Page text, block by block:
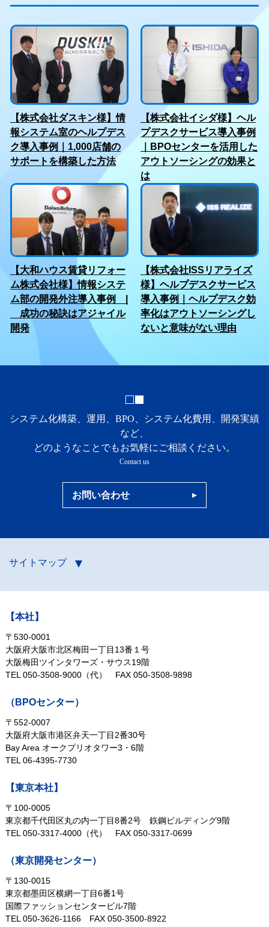
【株式会社ダスキン様】情
報システム室のヘルプデス
ク導入事例｜1,000店舗の
サポートを構築した方法
【株式会社イシダ様】ヘル
プデスクサービス導入事例
｜BPOセンターを活用した
アウトソーシングの効果と
は
【大和ハウス賃貸リフォー
ム株式会社様】情報システ
ム部の開発外注導入事例 |
成功の秘訣はアジャイル
開発
【株式会社ISSリアライズ
様】ヘルプデスクサービス
導入事例｜ヘルプデスク効
率化はアウトソーシングし
ないと意味がない理由
システム化構築、運用、BPO、システム化費用、開発実績
など、
どのようなことでもお気軽にご相談ください。
Contact us
お問い合わせ
サイトマップ
【本社】
〒530-0001
大阪府大阪市北区梅田一丁目13番１号
大阪梅田ツインタワーズ・サウス19階
TEL 050-3508-9000（代） FAX 050-3508-9898
（BPOセンター）
〒552-0007
大阪府大阪市港区弁天一丁目2番30号
Bay Area オークプリオタワー3・6階
TEL 06-4395-7730
【東京本社】
〒100-0005
東京都千代田区丸の内一丁目8番2号鉃鋼ビルディング9階
TEL 050-3317-4000（代） FAX 050-3317-0699
（東京開発センター）
〒130-0015
東京都墨田区横網一丁目6番1号
国際ファッションセンタービル7階
TEL 050-3626-1166 FAX 050-3500-8922